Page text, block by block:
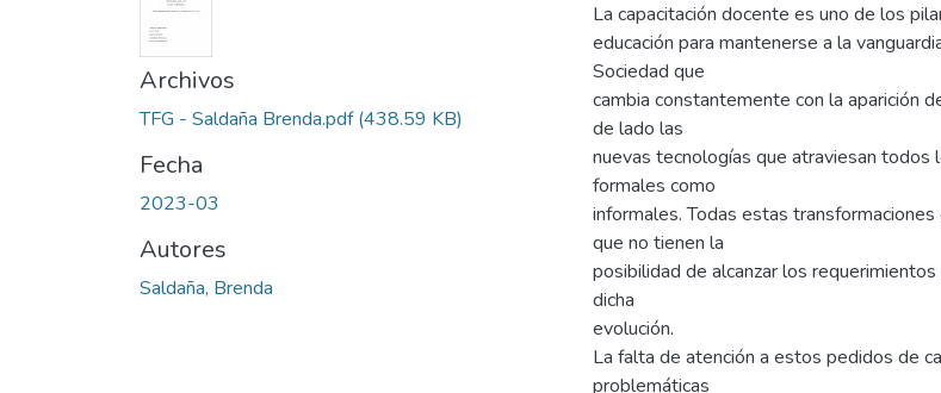
Archivos
TFG - Saldaña Brenda.pdf(438.59 KB)
Fecha
2023-03
Autores
Saldaña, Brenda
La capacitación docente es uno de los
educación para mantenerse a la
Sociedad que
cambia constantemente con la aparición
de lado las
nuevas tecnologías que atraviesan
formales como
informales. Todas estas
que no tienen la
posibilidad de alcanzar los
dicha
evolución.
La falta de atención a estos pedidos de
problemáticas